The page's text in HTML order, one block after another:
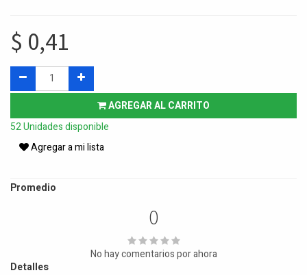
$ 0,41
AGREGAR AL CARRITO
52 Unidades disponible
Agregar a mi lista
Promedio
0
No hay comentarios por ahora
Detalles